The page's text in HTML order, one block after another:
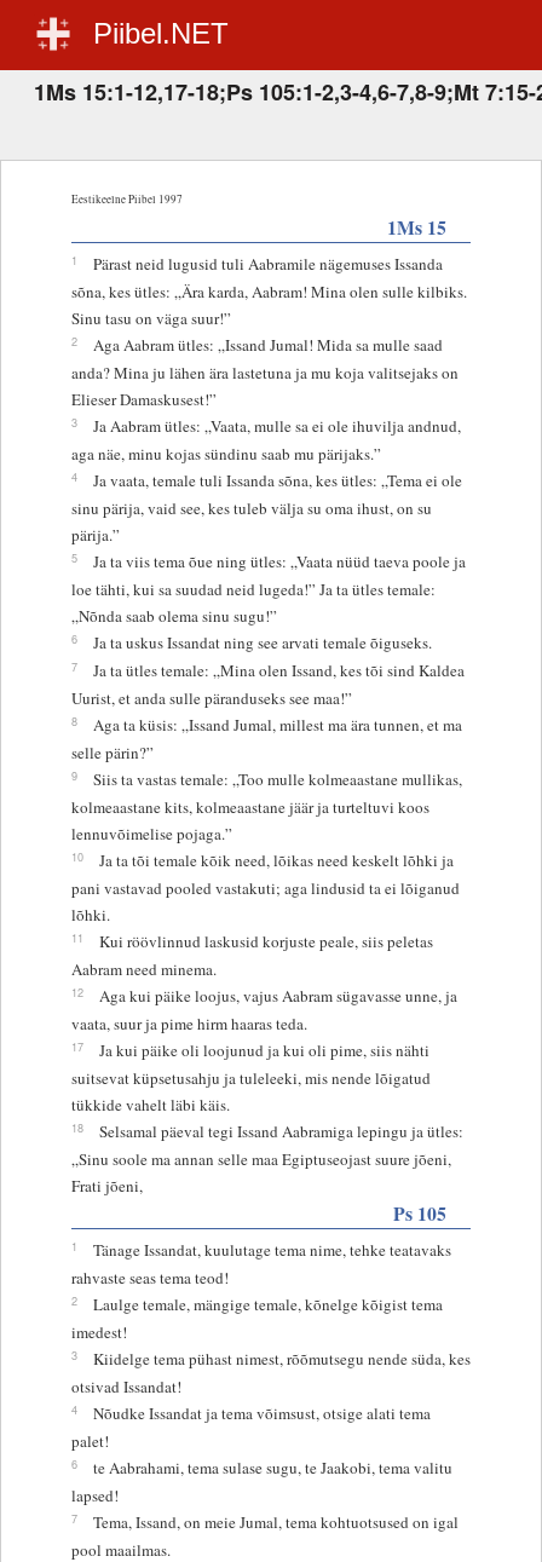
Piibel.NET
1Ms 15:1-12,17-18;Ps 105:1-2,3-4,6-7,8-9;Mt 7:15-
Eestikeelne Piibel 1997
1Ms 15
1
Pärast neid lugusid tuli Aabramile nägemuses Issanda
sõna, kes ütles: „Ära karda, Aabram! Mina olen sulle kilbiks.
Sinu tasu on väga suur!”
2
Aga Aabram ütles: „Issand Jumal! Mida sa mulle saad
anda? Mina ju lähen ära lastetuna ja mu koja valitsejaks on
Elieser Damaskusest!”
3
Ja Aabram ütles: „Vaata, mulle sa ei ole ihuvilja andnud,
aga näe, minu kojas sündinu saab mu pärijaks.”
4
Ja vaata, temale tuli Issanda sõna, kes ütles: „Tema ei ole
sinu pärija, vaid see, kes tuleb välja su oma ihust, on su
pärija.”
5
Ja ta viis tema õue ning ütles: „Vaata nüüd taeva poole ja
loe tähti, kui sa suudad neid lugeda!” Ja ta ütles temale:
„Nõnda saab olema sinu sugu!”
6 Ja ta uskus Issandat ning see arvati temale õiguseks.
7
Ja ta ütles temale: „Mina olen Issand, kes tõi sind Kaldea
Uurist, et anda sulle päranduseks see maa!”
8
Aga ta küsis: „Issand Jumal, millest ma ära tunnen, et ma
selle pärin?”
9
Siis ta vastas temale: „Too mulle kolmeaastane mullikas,
kolmeaastane kits, kolmeaastane jäär ja turteltuvi koos
lennuvõimelise pojaga.”
10
Ja ta tõi temale kõik need, lõikas need keskelt lõhki ja
pani vastavad pooled vastakuti; aga lindusid ta ei lõiganud
lõhki.
11
Kui röövlinnud laskusid korjuste peale, siis peletas
Aabram need minema.
12
Aga kui päike loojus, vajus Aabram sügavasse unne, ja
vaata, suur ja pime hirm haaras teda.
17
Ja kui päike oli loojunud ja kui oli pime, siis nähti
suitsevat küpsetusahju ja tuleleeki, mis nende lõigatud
tükkide vahelt läbi käis.
18
Selsamal päeval tegi Issand Aabramiga lepingu ja ütles:
„Sinu soole ma annan selle maa Egiptuseojast suure jõeni,
Frati jõeni,
Ps 105
1
Tänage Issandat, kuulutage tema nime, tehke teatavaks
rahvaste seas tema teod!
2
Laulge temale, mängige temale, kõnelge kõigist tema
imedest!
3
Kiidelge tema pühast nimest, rõõmutsegu nende süda, kes
otsivad Issandat!
4
Nõudke Issandat ja tema võimsust, otsige alati tema
palet!
6
te Aabrahami, tema sulase sugu, te Jaakobi, tema valitu
lapsed!
7
Tema, Issand, on meie Jumal, tema kohtuotsused on igal
pool maailmas.